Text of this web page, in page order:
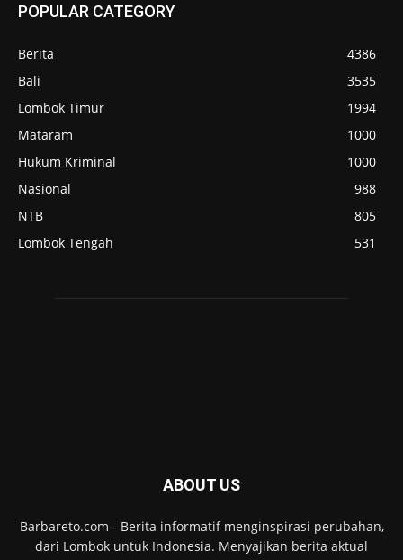
POPULAR CATEGORY
Berita
4386
Bali
3535
Lombok Timur
1994
Mataram
1000
Hukum Kriminal
1000
Nasional
988
NTB
805
Lombok Tengah
531
ABOUT US
Barbareto.com - Berita informatif menginspirasi perubahan,
dari Lombok untuk Indonesia. Menyajikan berita aktual